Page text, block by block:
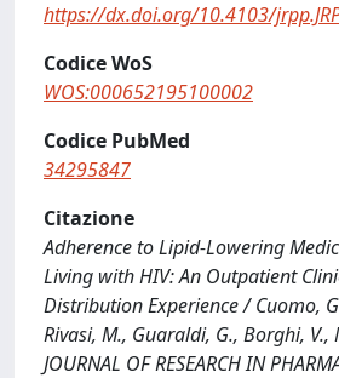
https://dx.doi.org/10.4103/
Codice WoS
WOS:000652195100002
Codice PubMed
34295847
Citazione
Adherence to Lipid-Lowering
Living with HIV: An Outpatient
Distribution Experience / Cuomo,
Rivasi, M., Guaraldi, G., Borghi, V.,
JOURNAL OF RESEARCH IN